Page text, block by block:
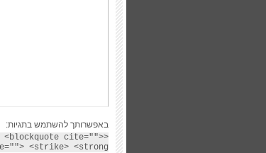
באפשרותך להשתמש בתגיות:
cite="">
<strike> <strong>